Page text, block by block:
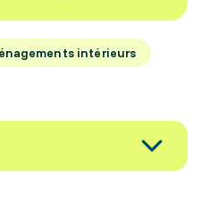
intérieurs